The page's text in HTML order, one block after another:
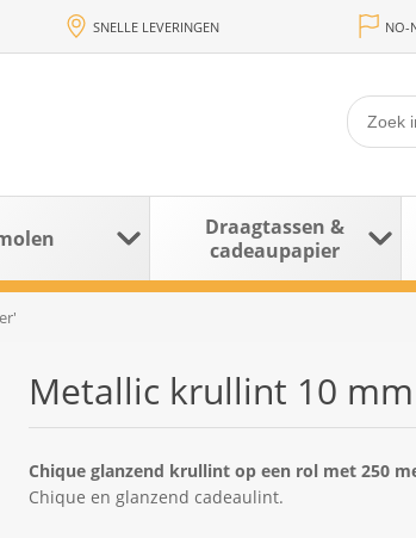
SNELLE LEVERINGEN NO-
Draagtassen &
cadeaupapier
Metallic krullint 10
Chique glanzend krullint op een rol met 250
Chique en glanzend cadeaulint.